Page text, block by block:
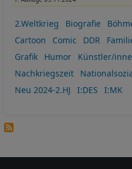
2.Weltkrieg Biografie
Cartoon
Comic DDR
Grafik
Humor Künstler/
Nachkriegszeit
Neu 2024-2.HJ
I:DES I:MK